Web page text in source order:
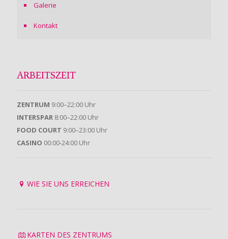
Galerie
Kontakt
ARBEITSZEIT
ZENTRUM 9:00–22:00 Uhr
INTERSPAR 8:00–22:00 Uhr
FOOD COURT 9:00–23:00 Uhr
CASINO 00:00-24:00 Uhr
WIE SIE UNS ERREICHEN
KARTEN DES ZENTRUMS